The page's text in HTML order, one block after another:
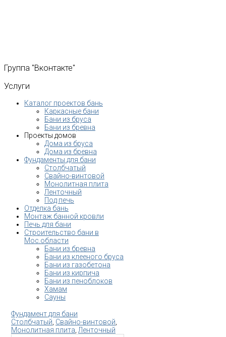
Группа "Вконтакте"
Услуги
Каталог проектов бань
Каркасные бани
Бани из бруса
Бани из бревна
Проекты домов
Дома из бруса
Дома из бревна
Фундаменты для бани
Столбчатый
Свайно-винтовой
Монолитная плита
Ленточный
Под печь
Отделка бань
Монтаж банной кровли
Печь для бани
Строительство бани в
Мос.области
Бани из бревна
Бани из клееного бруса
Бани из газобетона
Бани из кирпича
Бани из пеноблоков
Хамам
Сауны
Фундамент для бани
Столбчатый Свайно-винтовой
Монолитная плита Ленточный